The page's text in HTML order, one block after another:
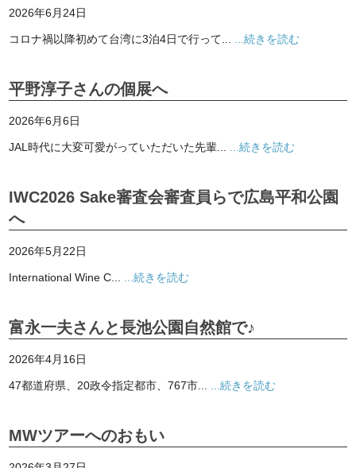
2026年6月24日
コロナ禍以降初めて台湾に3泊4日で行って... ...続きを読む
平野淳子さんの個展へ
2026年6月6日
JAL時代に大変可愛がっていただいた先輩... ...続きを読む
IWC2026 Sake審査会審査員らで広島平和公園
へ
2026年5月22日
International Wine C... ...続きを読む
富永一夫さんと長池公園自然館で♪
2026年4月16日
47都道府県、20政令指定都市、767市... ...続きを読む
MWツアーへのおもい